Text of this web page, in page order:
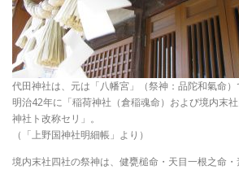
代田神社は、元は「八幡宮」（祭神：品陀和氣命）
明治42年に「稲荷神社（倉稲魂命）および境内末
神社ト改称セリ」。
（「上野国神社明細帳」より）
境内末社四社の祭神は、健甕槌命・天目一根之命・